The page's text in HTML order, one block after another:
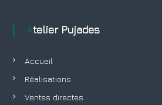
Atelier Pujades
Accueil
Réalisations
Ventes directes